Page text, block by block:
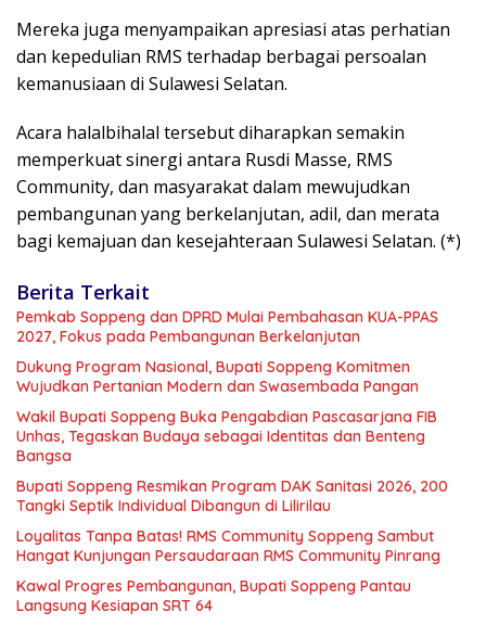
Mereka juga menyampaikan apresiasi atas perhatian
dan kepedulian RMS terhadap berbagai persoalan
kemanusiaan di Sulawesi Selatan.
Acara halalbihalal tersebut diharapkan semakin
memperkuat sinergi antara Rusdi Masse, RMS
Community, dan masyarakat dalam mewujudkan
pembangunan yang berkelanjutan, adil, dan merata
bagi kemajuan dan kesejahteraan Sulawesi Selatan. (*)
Berita Terkait
Pemkab Soppeng dan DPRD Mulai Pembahasan KUA-PPAS
2027, Fokus pada Pembangunan Berkelanjutan
Dukung Program Nasional, Bupati Soppeng Komitmen
Wujudkan Pertanian Modern dan Swasembada Pangan
Wakil Bupati Soppeng Buka Pengabdian Pascasarjana FIB
Unhas, Tegaskan Budaya sebagai Identitas dan Benteng
Bangsa
Bupati Soppeng Resmikan Program DAK Sanitasi 2026, 200
Tangki Septik Individual Dibangun di Lilirilau
Loyalitas Tanpa Batas! RMS Community Soppeng Sambut
Hangat Kunjungan Persaudaraan RMS Community Pinrang
Kawal Progres Pembangunan, Bupati Soppeng Pantau
Langsung Kesiapan SRT 64